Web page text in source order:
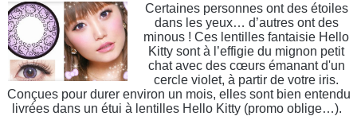
Certaines personnes ont des étoiles
dans les yeux… d’autres ont des
minous ! Ces lentilles fantaisie Hello
Kitty sont à l’effigie du mignon petit
chat avec des cœurs émanant d'un
cercle violet, à partir de votre iris.
Conçues pour durer environ un mois, elles sont bien entendu
livrées dans un étui à lentilles Hello Kitty (promo oblige…).